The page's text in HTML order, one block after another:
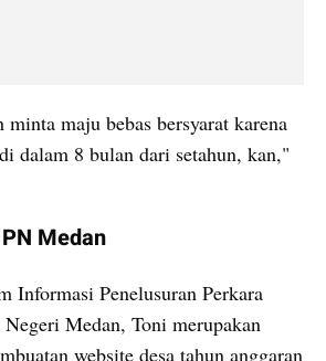
minta maju bebas bersyarat karena
dalam 8 bulan dari setahun, kan,"
Medan
Informasi Penelusuran Perkara
Medan, Toni merupakan
website desa tahun anggaran